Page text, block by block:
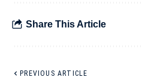
Share This Article
PREVIOUS ARTICLE